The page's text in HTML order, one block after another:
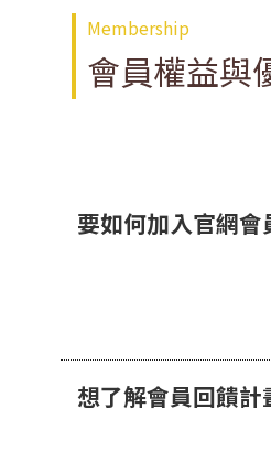
Membership
會員權益與
要如何加入官網會
想了解會員回饋計